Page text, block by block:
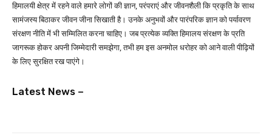
हिमालयी क्षेत्र में रहने वाले हमारे लोगों की ज्ञान, परंपराएं और जीवनशैली कि प्रकृति के साथ
सामंजस्य बिठाकर जीवन जीना सिखाती है। उनके अनुभवों और पारंपरिक ज्ञान को पर्यावरण
संरक्षण नीति में भी सम्मिलित करना चाहिए। जब प्रत्येक व्यक्ति हिमालय संरक्षण के प्रति
जागरूक होकर अपनी जिम्मेदारी समझेगा, तभी हम इस अनमोल धरोहर को आने वाली पीढ़ियों
के लिए सुरक्षित रख पाएंगे।
Latest News –